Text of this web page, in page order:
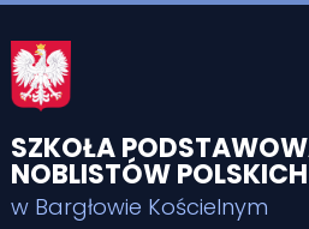
SZKOŁA
NOBLISTÓW POLSKICH
w Bargłowie Kościelnym